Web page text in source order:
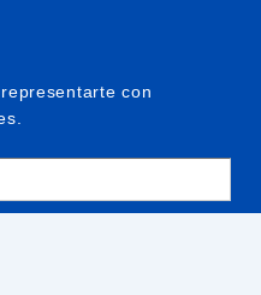
con